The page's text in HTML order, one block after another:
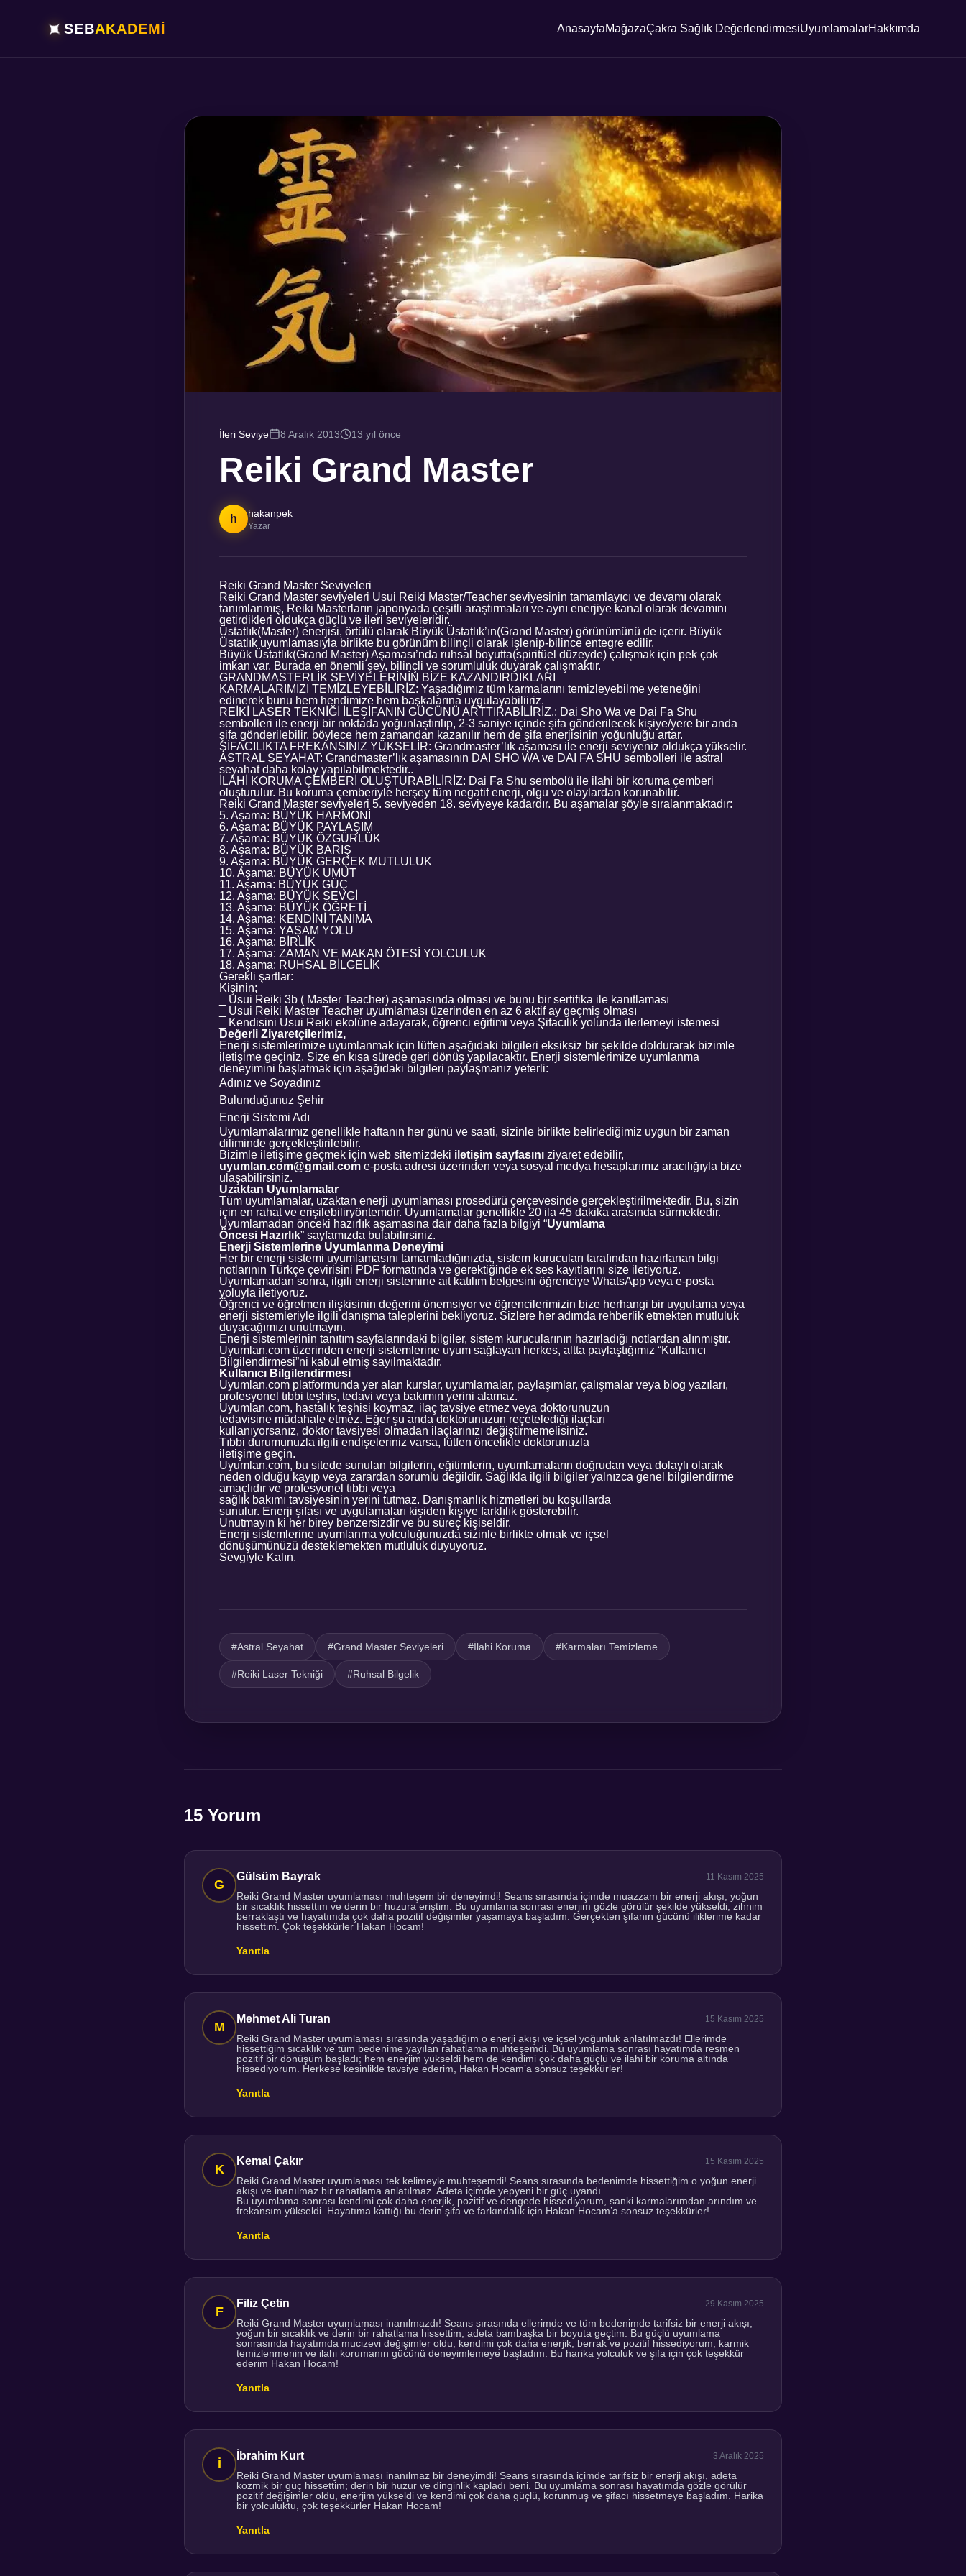
✦SEBAKADEMİ AnasayfaMağazaÇakra Sağlık DeğerlendirmesiUyumlamalarHakkımda
İleri Seviye 8 Aralık 2013 13 yıl önce
Reiki Grand Master
h hakanpek
Yazar
Reiki Grand Master Seviyeleri
Reiki Grand Master seviyeleri Usui Reiki Master/Teacher seviyesinin tamamlayıcı ve devamı olarak
tanımlanmış, Reiki Masterların japonyada çeşitli araştırmaları ve aynı enerjiye kanal olarak devamını
getirdikleri oldukça güçlü ve ileri seviyeleridir.
Üstatlık(Master) enerjisi, örtülü olarak Büyük Üstatlık’ın(Grand Master) görünümünü de içerir. Büyük
Üstatlık uyumlamasıyla birlikte bu görünüm bilinçli olarak işlenip-bilince entegre edilir.
Büyük Üstatlık(Grand Master) Aşaması’nda ruhsal boyutta(spiritüel düzeyde) çalışmak için pek çok
imkan var. Burada en önemli şey, bilinçli ve sorumluluk duyarak çalışmaktır.
GRANDMASTERLİK SEVİYELERİNİN BİZE KAZANDIRDIKLARI
KARMALARIMIZI TEMİZLEYEBİLİRİZ: Yaşadığımız tüm karmalarını temizleyebilme yeteneğini
edinerek bunu hem hendimize hem başkalarına uygulayabiliiriz.
REİKİ LASER TEKNİĞİ İLEŞİFANIN GÜCÜNÜ ARTTIRABİLİRİZ.: Dai Sho Wa ve Dai Fa Shu
sembolleri ile enerji bir noktada yoğunlaştırılıp, 2-3 saniye içinde şifa gönderilecek kişiye/yere bir anda
şifa gönderilebilir. böylece hem zamandan kazanılır hem de şifa enerjisinin yoğunluğu artar.
ŞİFACILIKTA FREKANSINIZ YÜKSELİR: Grandmaster’lık aşaması ile enerji seviyeniz oldukça yükselir.
ASTRAL SEYAHAT: Grandmaster’lık aşamasının DAI SHO WA ve DAI FA SHU sembolleri ile astral
seyahat daha kolay yapılabilmektedir..
İLAHİ KORUMA ÇEMBERİ OLUŞTURABİLİRİZ: Dai Fa Shu sembolü ile ilahi bir koruma çemberi
oluşturulur. Bu koruma çemberiyle herşey tüm negatif enerji, olgu ve olaylardan korunabilir.
Reiki Grand Master seviyeleri 5. seviyeden 18. seviyeye kadardır. Bu aşamalar şöyle sıralanmaktadır:
5. Aşama: BÜYÜK HARMONİ
6. Aşama: BÜYÜK PAYLAŞIM
7. Aşama: BÜYÜK ÖZGÜRLÜK
8. Aşama: BÜYÜK BARIŞ
9. Aşama: BÜYÜK GERÇEK MUTLULUK
10. Aşama: BÜYÜK UMUT
11. Aşama: BÜYÜK GÜÇ
12. Aşama: BÜYÜK SEVGİ
13. Aşama: BÜYÜK ÖĞRETİ
14. Aşama: KENDİNİ TANIMA
15. Aşama: YAŞAM YOLU
16. Aşama: BİRLİK
17. Aşama: ZAMAN VE MAKAN ÖTESİ YOLCULUK
18. Aşama: RUHSAL BİLGELİK
Gerekli şartlar:
Kişinin;
_ Usui Reiki 3b ( Master Teacher) aşamasında olması ve bunu bir sertifika ile kanıtlaması
_ Usui Reiki Master Teacher uyumlaması üzerinden en az 6 aktif ay geçmiş olması
_ Kendisini Usui Reiki ekolüne adayarak, öğrenci eğitimi veya Şifacılık yolunda ilerlemeyi istemesi
Değerli Ziyaretçilerimiz,
Enerji sistemlerimize uyumlanmak için lütfen aşağıdaki bilgileri eksiksiz bir şekilde doldurarak bizimle
iletişime geçiniz. Size en kısa sürede geri dönüş yapılacaktır. Enerji sistemlerimize uyumlanma
deneyimini başlatmak için aşağıdaki bilgileri paylaşmanız yeterli:
Adınız ve Soyadınız
Bulunduğunuz Şehir
Enerji Sistemi Adı
Uyumlamalarımız genellikle haftanın her günü ve saati, sizinle birlikte belirlediğimiz uygun bir zaman
diliminde gerçekleştirilebilir.
Bizimle iletişime geçmek için web sitemizdeki iletişim sayfasını ziyaret edebilir,
uyumlan.com@gmail.com e-posta adresi üzerinden veya sosyal medya hesaplarımız aracılığıyla bize
ulaşabilirsiniz.
Uzaktan Uyumlamalar
Tüm uyumlamalar, uzaktan enerji uyumlaması prosedürü çerçevesinde gerçekleştirilmektedir. Bu, sizin
için en rahat ve erişilebiliryöntemdir. Uyumlamalar genellikle 20 ila 45 dakika arasında sürmektedir.
Uyumlamadan önceki hazırlık aşamasına dair daha fazla bilgiyi “Uyumlama
Öncesi Hazırlık” sayfamızda bulabilirsiniz.
Enerji Sistemlerine Uyumlanma Deneyimi
Her bir enerji sistemi uyumlamasını tamamladığınızda, sistem kurucuları tarafından hazırlanan bilgi
notlarının Türkçe çevirisini PDF formatında ve gerektiğinde ek ses kayıtlarını size iletiyoruz.
Uyumlamadan sonra, ilgili enerji sistemine ait katılım belgesini öğrenciye WhatsApp veya e-posta
yoluyla iletiyoruz.
Öğrenci ve öğretmen ilişkisinin değerini önemsiyor ve öğrencilerimizin bize herhangi bir uygulama veya
enerji sistemleriyle ilgili danışma taleplerini bekliyoruz. Sizlere her adımda rehberlik etmekten mutluluk
duyacağımızı unutmayın.
Enerji sistemlerinin tanıtım sayfalarındaki bilgiler, sistem kurucularının hazırladığı notlardan alınmıştır.
Uyumlan.com üzerinden enerji sistemlerine uyum sağlayan herkes, altta paylaştığımız “Kullanıcı
Bilgilendirmesi”ni kabul etmiş sayılmaktadır.
Kullanıcı Bilgilendirmesi
Uyumlan.com platformunda yer alan kurslar, uyumlamalar, paylaşımlar, çalışmalar veya blog yazıları,
profesyonel tıbbi teşhis, tedavi veya bakımın yerini alamaz.
Uyumlan.com, hastalık teşhisi koymaz, ilaç tavsiye etmez veya doktorunuzun
tedavisine müdahale etmez. Eğer şu anda doktorunuzun reçetelediği ilaçları
kullanıyorsanız, doktor tavsiyesi olmadan ilaçlarınızı değiştirmemelisiniz.
Tıbbi durumunuzla ilgili endişeleriniz varsa, lütfen öncelikle doktorunuzla
iletişime geçin.
Uyumlan.com, bu sitede sunulan bilgilerin, eğitimlerin, uyumlamaların doğrudan veya dolaylı olarak
neden olduğu kayıp veya zarardan sorumlu değildir. Sağlıkla ilgili bilgiler yalnızca genel bilgilendirme
amaçlıdır ve profesyonel tıbbi veya
sağlık bakımı tavsiyesinin yerini tutmaz. Danışmanlık hizmetleri bu koşullarda
sunulur. Enerji şifası ve uygulamaları kişiden kişiye farklılık gösterebilir.
Unutmayın ki her birey benzersizdir ve bu süreç kişiseldir.
Enerji sistemlerine uyumlanma yolculuğunuzda sizinle birlikte olmak ve içsel
dönüşümünüzü desteklemekten mutluluk duyuyoruz.
Sevgiyle Kalın.
#Astral Seyahat #Grand Master Seviyeleri #İlahi Koruma #Karmaları Temizleme
#Reiki Laser Tekniği #Ruhsal Bilgelik
15 Yorum
Gülsüm Bayrak 11 Kasım 2025
Reiki Grand Master uyumlaması muhteşem bir deneyimdi! Seans sırasında içimde muazzam bir enerji akışı, yoğun
bir sıcaklık hissettim ve derin bir huzura eriştim. Bu uyumlama sonrası enerjim gözle görülür şekilde yükseldi, zihnim
berraklaştı ve hayatımda çok daha pozitif değişimler yaşamaya başladım. Gerçekten şifanın gücünü iliklerime kadar
hissettim. Çok teşekkürler Hakan Hocam!
Yanıtla
Mehmet Ali Turan 15 Kasım 2025
Reiki Grand Master uyumlaması sırasında yaşadığım o enerji akışı ve içsel yoğunluk anlatılmazdı! Ellerimde
hissettiğim sıcaklık ve tüm bedenime yayılan rahatlama muhteşemdi. Bu uyumlama sonrası hayatımda resmen
pozitif bir dönüşüm başladı; hem enerjim yükseldi hem de kendimi çok daha güçlü ve ilahi bir koruma altında
hissediyorum. Herkese kesinlikle tavsiye ederim, Hakan Hocam’a sonsuz teşekkürler!
Yanıtla
Kemal Çakır 15 Kasım 2025
Reiki Grand Master uyumlaması tek kelimeyle muhteşemdi! Seans sırasında bedenimde hissettiğim o yoğun enerji
akışı ve inanılmaz bir rahatlama anlatılmaz. Adeta içimde yepyeni bir güç uyandı.
Bu uyumlama sonrası kendimi çok daha enerjik, pozitif ve dengede hissediyorum, sanki karmalarımdan arındım ve
frekansım yükseldi. Hayatıma kattığı bu derin şifa ve farkındalık için Hakan Hocam’a sonsuz teşekkürler!
Yanıtla
Filiz Çetin 29 Kasım 2025
Reiki Grand Master uyumlaması inanılmazdı! Seans sırasında ellerimde ve tüm bedenimde tarifsiz bir enerji akışı,
yoğun bir sıcaklık ve derin bir rahatlama hissettim, adeta bambaşka bir boyuta geçtim. Bu güçlü uyumlama
sonrasında hayatımda mucizevi değişimler oldu; kendimi çok daha enerjik, berrak ve pozitif hissediyorum, karmik
temizlenmenin ve ilahi korumanın gücünü deneyimlemeye başladım. Bu harika yolculuk ve şifa için çok teşekkür
ederim Hakan Hocam!
Yanıtla
İbrahim Kurt 3 Aralık 2025
Reiki Grand Master uyumlaması inanılmaz bir deneyimdi! Seans sırasında içimde tarifsiz bir enerji akışı, adeta
kozmik bir güç hissettim; derin bir huzur ve dinginlik kapladı beni. Bu uyumlama sonrası hayatımda gözle görülür
pozitif değişimler oldu, enerjim yükseldi ve kendimi çok daha güçlü, korunmuş ve şifacı hissetmeye başladım. Harika
bir yolculuktu, çok teşekkürler Hakan Hocam!
Yanıtla